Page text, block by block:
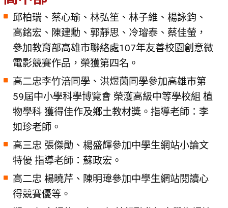
邱柏瑞、蔡心瑜、林弘笙、林子維、楊詠鈞、
高銘宏、陳建勳、郭靜思、冷璿泰、蔡佳螢，
參加教育部高雄市聯絡處107年友善校園創意微
電影競賽作品，榮獲第四名。
高二忠李竹涪同學、洪煜茵同學參加高雄市第
59屆中小學科學博覽會 榮濩高級中等學校組 植
物學科 獲得佳作及鄉土教材獎。指導老師：李
如珍老師。
高三忠 張傑勛、楊盛輝參加中學生網站小論文
特優 指導老師：蘇政宏。
高二忠 楊曉芹、陳明瑋參加中學生網站閱讀心
得競賽優等。